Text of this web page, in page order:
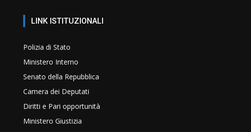
LINK ISTITUZIONALI
Polizia di Stato
Ministero Interno
Senato della Repubblica
Camera dei Deputati
Diritti e Pari opportunità
Ministero Giustizia